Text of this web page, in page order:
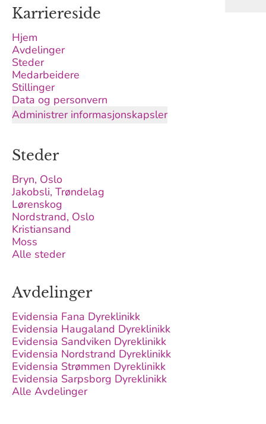
Karriereside
Hjem
Avdelinger
Steder
Medarbeidere
Stillinger
Data og personvern
Administrer informasjonskapsler
Steder
Bryn, Oslo
Jakobsli, Trøndelag
Lørenskog
Nordstrand, Oslo
Kristiansand
Moss
Alle steder
Avdelinger
Evidensia Fana Dyreklinikk
Evidensia Haugaland Dyreklinikk
Evidensia Sandviken Dyreklinikk
Evidensia Nordstrand Dyreklinikk
Evidensia Strømmen Dyreklinikk
Evidensia Sarpsborg Dyreklinikk
Alle Avdelinger